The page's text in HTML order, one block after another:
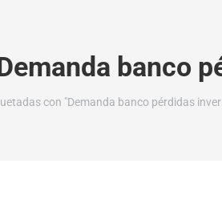
banco
con "Demanda banco pérdidas